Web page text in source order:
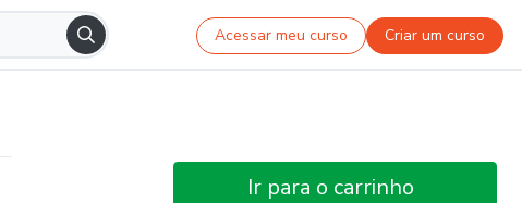
Acessar meu curso Criar um curso
Ir para o carrinho